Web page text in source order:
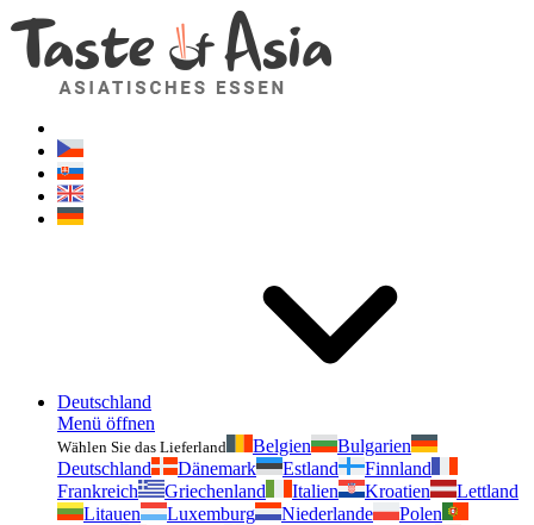
Deutschland
Menü öffnen
Wählen Sie das Lieferland Belgien
Bulgarien
Deutschland
Dänemark Estland
Finnland
Frankreich
Griechenland Italien Kroatien
Lettland
Litauen
Luxemburg Niederlande
Polen
Geschmackvonasien.de
Zögern Sie nicht zu fragen. Ich bin für Sie da!